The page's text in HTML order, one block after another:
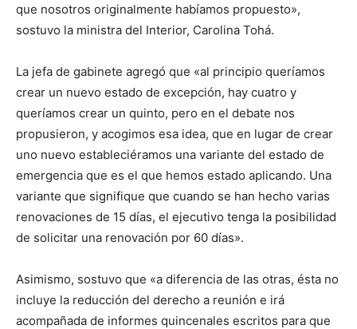
que nosotros originalmente habíamos propuesto»,
sostuvo la ministra del Interior, Carolina Tohá.
La jefa de gabinete agregó que «al principio queríamos
crear un nuevo estado de excepción, hay cuatro y
queríamos crear un quinto, pero en el debate nos
propusieron, y acogimos esa idea, que en lugar de crear
uno nuevo estableciéramos una variante del estado de
emergencia que es el que hemos estado aplicando. Una
variante que signifique que cuando se han hecho varias
renovaciones de 15 días, el ejecutivo tenga la posibilidad
de solicitar una renovación por 60 días».
Asimismo, sostuvo que «a diferencia de las otras, ésta no
incluye la reducción del derecho a reunión e irá
acompañada de informes quincenales escritos para que